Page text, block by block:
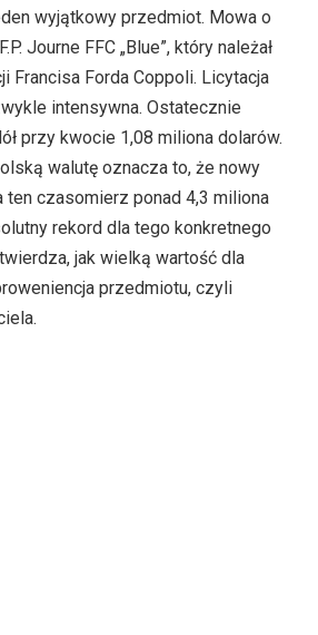
wyjątkowy przedmiot. Mowa o
Journe FFC „Blue”, który należał
Francisa Forda Coppoli. Licytacja
intensywna. Ostatecznie
przy kwocie 1,08 miliona dolarów.
walutę oznacza to, że nowy
ten czasomierz ponad 4,3 miliona
rekord dla tego konkretnego
jak wielką wartość dla
przedmiotu, czyli